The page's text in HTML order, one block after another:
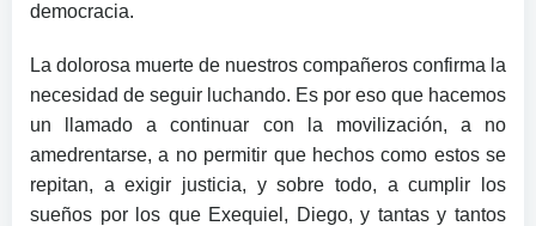
democracia.
La dolorosa muerte de nuestros compañeros confirma la
necesidad de seguir luchando. Es por eso que hacemos
un llamado a continuar con la movilización, a no
amedrentarse, a no permitir que hechos como estos se
repitan, a exigir justicia, y sobre todo, a cumplir los
sueños por los que Exequiel, Diego, y tantas y tantos